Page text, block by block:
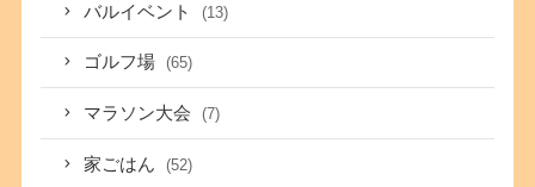
バルイベント (13)
ゴルフ場 (65)
マラソン大会 (7)
家ごはん (52)